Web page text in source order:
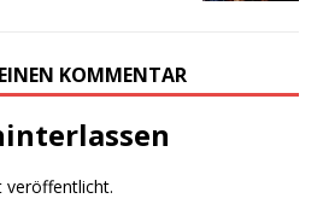
KOMMENTAR
veröffentlicht.